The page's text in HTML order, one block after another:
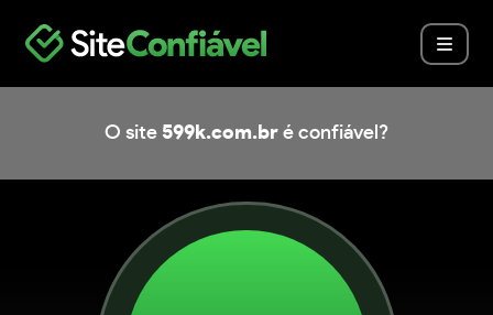
O site 599k.com.br é confiável?